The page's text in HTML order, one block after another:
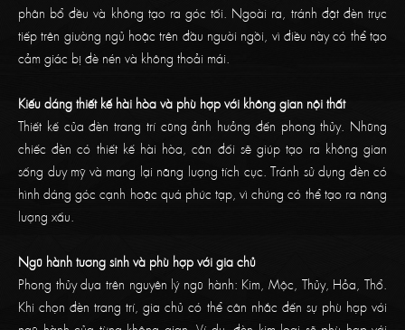
phân bổ đều và không tạo ra góc tối. Ngoài ra, tránh đặt đèn trực
tiếp trên giường ngủ hoặc trên đầu người ngồi, vì điều này có thể tạo
cảm giác bị đè nén và không thoải mái.
Kiếu dáng thiết kế hài hòa và phù hợp với không gian nội thất
Thiết kế của đèn trang trí cũng ảnh hưởng đến phong thủy. Những
chiếc đèn có thiết kế hài hòa, cân đối sẽ giúp tạo ra không gian
sống duy mỹ và mang lại năng lượng tích cực. Tránh sử dụng đèn có
hình dáng góc cạnh hoặc quá phức tạp, vì chúng có thể tạo ra năng
lượng xấu.
Ngũ hành tương sinh và phù hợp với gia chủ
Phong thủy dựa trên nguyên lý ngũ hành: Kim, Mộc, Thủy, Hỏa, Thổ.
Khi chọn đèn trang trí, gia chủ có thể cân nhắc đến sự phù hợp với